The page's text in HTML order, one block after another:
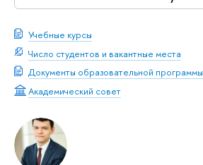
Учебные курсы
Число студентов и вакантные места
Документы образовательной программы
Академический совет